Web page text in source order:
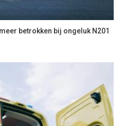
betrokken bij ongeluk N201